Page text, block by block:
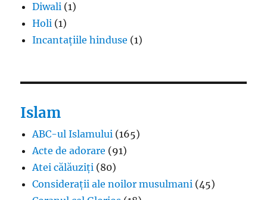
Diwali (1)
Holi (1)
Incantațiile hinduse (1)
Islam
ABC-ul Islamului (165)
Acte de adorare (91)
Atei călăuziți (80)
Considerații ale noilor musulmani (45)